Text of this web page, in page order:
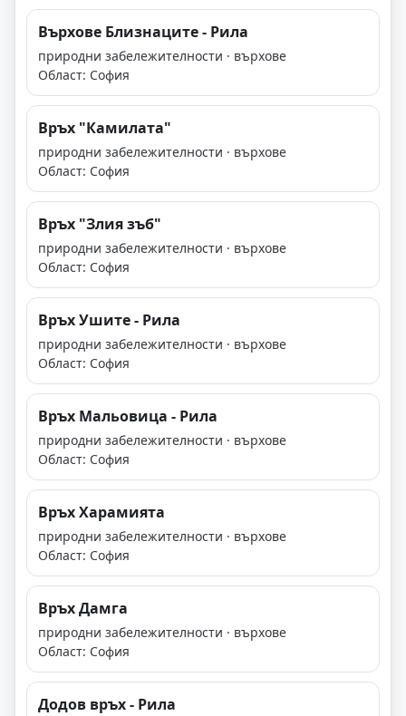
Върхове Близнаците - Рила
природни забележителности · върхове
Област: София
Връх "Камилата"
природни забележителности · върхове
Област: София
Връх "Злия зъб"
природни забележителности · върхове
Област: София
Връх Ушите - Рила
природни забележителности · върхове
Област: София
Връх Мальовица - Рила
природни забележителности · върхове
Област: София
Връх Харамията
природни забележителности · върхове
Област: София
Връх Дамга
природни забележителности · върхове
Област: София
Додов връх - Рила